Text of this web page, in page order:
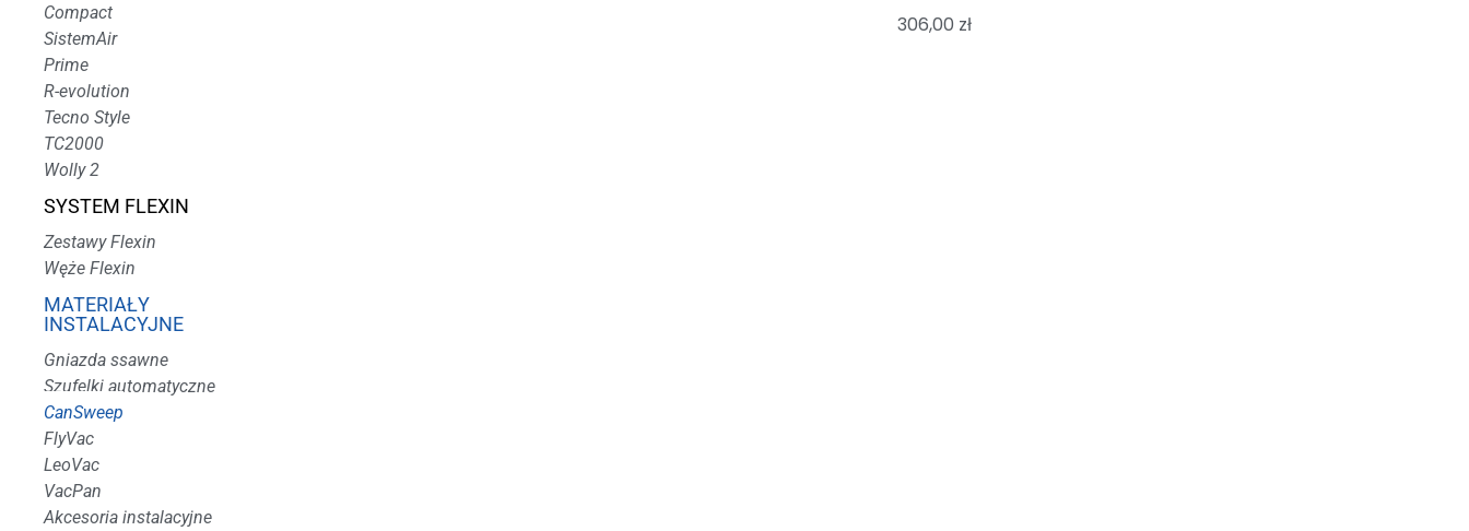
Compact
SistemAir
Prime
R-evolution
Tecno Style
TC2000
Wolly 2
SYSTEM FLEXIN
Zestawy Flexin
Węże Flexin
MATERIAŁY
INSTALACYJNE
Gniazda ssawne
Szufelki automatyczne
CanSweep
FlyVac
LeoVac
VacPan
Akcesoria instalacyjne
306,00 zł